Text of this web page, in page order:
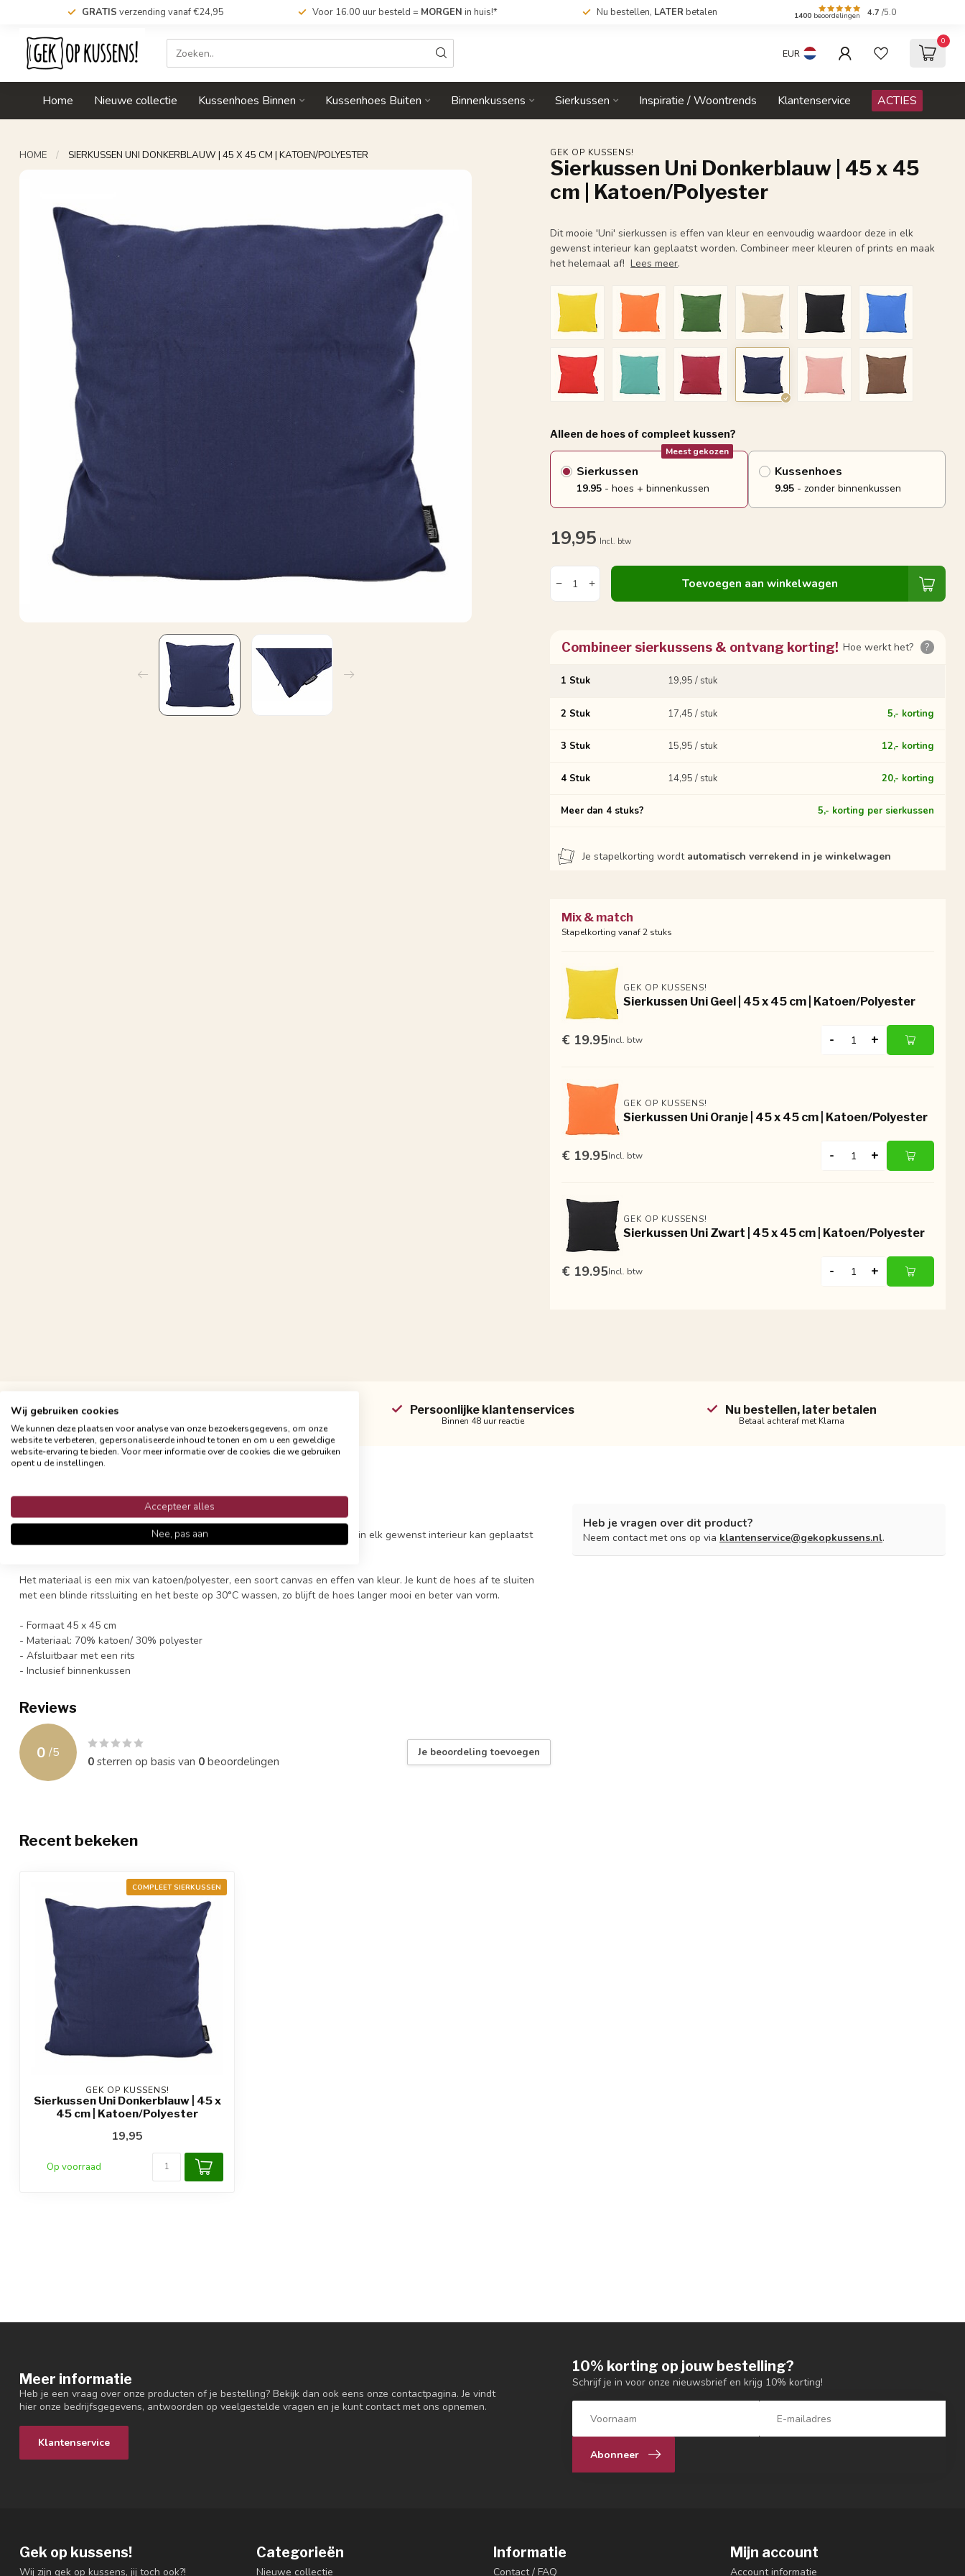
GRATIS verzending vanaf €24,95 Voor 16.00 uur besteld = MORGEN in huis!* Nu bestellen, LATER betalen 1400 beoordelingen 4.7 /5.0
EUR
0
Home Nieuwe collectie Kussenhoes Binnen Kussenhoes Buiten Binnenkussens Sierkussen Inspiratie / Woontrends Klantenservice ACTIES
HOME / SIERKUSSEN UNI DONKERBLAUW | 45 X 45 CM | KATOEN/POLYESTER GEK OP KUSSENS!
Sierkussen Uni Donkerblauw | 45 x 45
cm | Katoen/Polyester
Dit mooie 'Uni' sierkussen is effen van kleur en eenvoudig waardoor deze in elk
gewenst interieur kan geplaatst worden. Combineer meer kleuren of prints en maak
het helemaal af!Lees meer.
Alleen de hoes of compleet kussen?
Sierkussen
Meest gekozen
19.95 - hoes + binnenkussen
Kussenhoes
9.95- zonder binnenkussen
19,95 Incl. btw
Toevoegen aan winkelwagen
Combineer sierkussens & ontvang korting! Hoe werkt het? ?
1 Stuk 19,95 / stuk
2 Stuk 17,45 / stuk 5,- korting
3 Stuk 15,95 / stuk 12,- korting
4 Stuk 14,95 / stuk 20,- korting
Meer dan 4 stuks? 5,- korting per sierkussen
Je stapelkorting wordt automatisch verrekend in je winkelwagen
Mix & match
Stapelkorting vanaf 2 stuks
GEK OP KUSSENS!
Sierkussen Uni Geel | 45 x 45 cm | Katoen/Polyester
€ 19.95Incl. btw - +
GEK OP KUSSENS!
Sierkussen Uni Oranje | 45 x 45 cm | Katoen/Polyester
€ 19.95Incl. btw - +
GEK OP KUSSENS!
Sierkussen Uni Zwart | 45 x 45 cm | Katoen/Polyester
€ 19.95Incl. btw - +
Gratis verzending vanaf €24,95 Persoonlijke klantenservices
Binnen 48 uur reactie
Nu bestellen, later betalen
Betaal achteraf met Klarna
Productomschrijving
Dit mooie 'Uni' sierkussen is effen van kleur en eenvoudig waardoor deze in elk gewenst interieur kan geplaatst
worden. Combineer meer kleuren of prints en maak het helemaal af!
Het materiaal is een mix van katoen/polyester, een soort canvas en effen van kleur. Je kunt de hoes af te sluiten
met een blinde ritssluiting en het beste op 30°C wassen, zo blijft de hoes langer mooi en beter van vorm.
- Formaat 45 x 45 cm
- Materiaal: 70% katoen/ 30% polyester
- Afsluitbaar met een rits
- Inclusief binnenkussen
Reviews
0 /5
0sterren op basis van 0beoordelingen
Je beoordeling toevoegen
Heb je vragen over dit product?
Neem contact met ons op via klantenservice@gekopkussens.nl.
Recent bekeken
COMPLEET SIERKUSSEN
GEK OP KUSSENS!
Sierkussen Uni Donkerblauw | 45 x
45 cm | Katoen/Polyester
19,95
Op voorraad
Meer informatie
Heb je een vraag over onze producten of je bestelling? Bekijk dan ook eens onze contactpagina. Je vindt
hier onze bedrijfsgegevens, antwoorden op veelgestelde vragen en je kunt contact met ons opnemen.
Klantenservice
10% korting op jouw bestelling?
Schrijf je in voor onze nieuwsbrief en krijg 10% korting!
Abonneer
Gek op kussens!
Wij zijn gek op kussens, jij toch ook?!
Categorieën
Nieuwe collectie
Informatie
Contact / FAQ
Mijn account
Account informatie
Wij gebruiken cookies
We kunnen deze plaatsen voor analyse van onze bezoekersgegevens, om onze
website te verbeteren, gepersonaliseerde inhoud te tonen en om u een geweldige
website-ervaring te bieden. Voor meer informatie over de cookies die we gebruiken
opent u de instellingen.
Accepteer alles
Nee, pas aan